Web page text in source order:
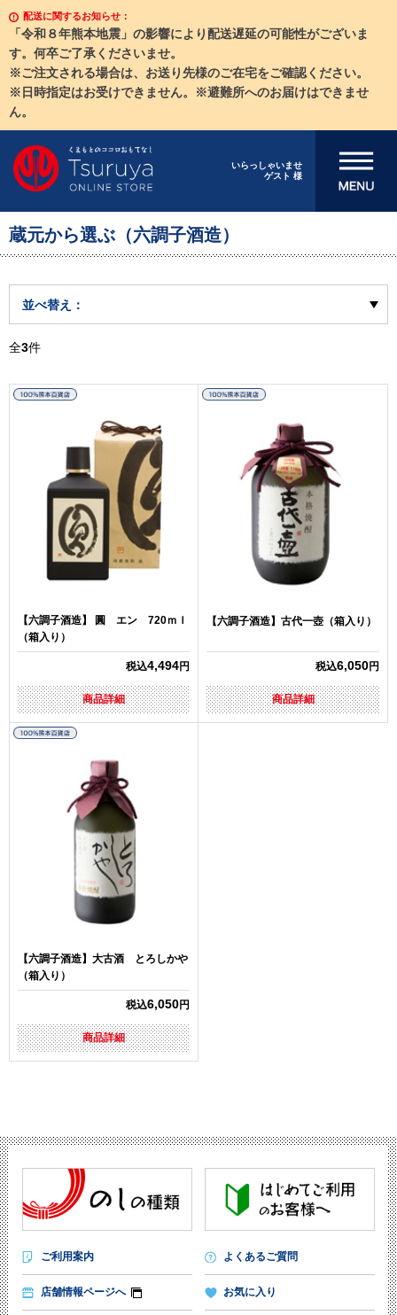
配送に関するお知らせ：
「令和８年熊本地震」の影響により配送遅延の可能性がございま
す。何卒ご了承くださいませ。
※ご注文される場合は、お送り先様のご在宅をご確認ください。
※日時指定はお受けできません。※避難所へのお届けはできませ
ん。
いらっしゃいませ
ゲスト 様
メニューを開
蔵元から選ぶ（六調子酒造）
並べ替え：
全3件
【六調子酒造】 圓 エン 720ｍｌ
（箱入り）
税込4,494円
商品詳細
【六調子酒造】古代一壺（箱入り）
税込6,050円
商品詳細
【六調子酒造】大古酒 とろしかや
（箱入り）
税込6,050円
商品詳細
ご利用案内 よくあるご質問
店舗情報ページへ お気に入り